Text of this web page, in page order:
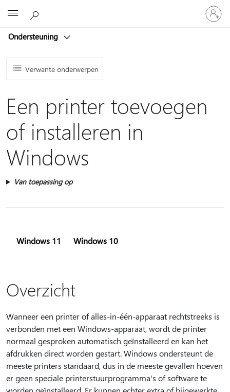
Ondersteuning
Meld
je
aan
je
Verwante onderwerpen
Een printer toevoegen
of installeren in
Windows
Van toepassing op
Windows 11 Windows 10
Overzicht
Wanneer een printer of alles-in-één-apparaat rechtstreeks is
verbonden met een Windows-apparaat, wordt de printer
normaal gesproken automatisch geïnstalleerd en kan het
afdrukken direct worden gestart. Windows ondersteunt de
meeste printers standaard, dus in de meeste gevallen hoeven
er geen speciale printerstuurprogramma's of software te